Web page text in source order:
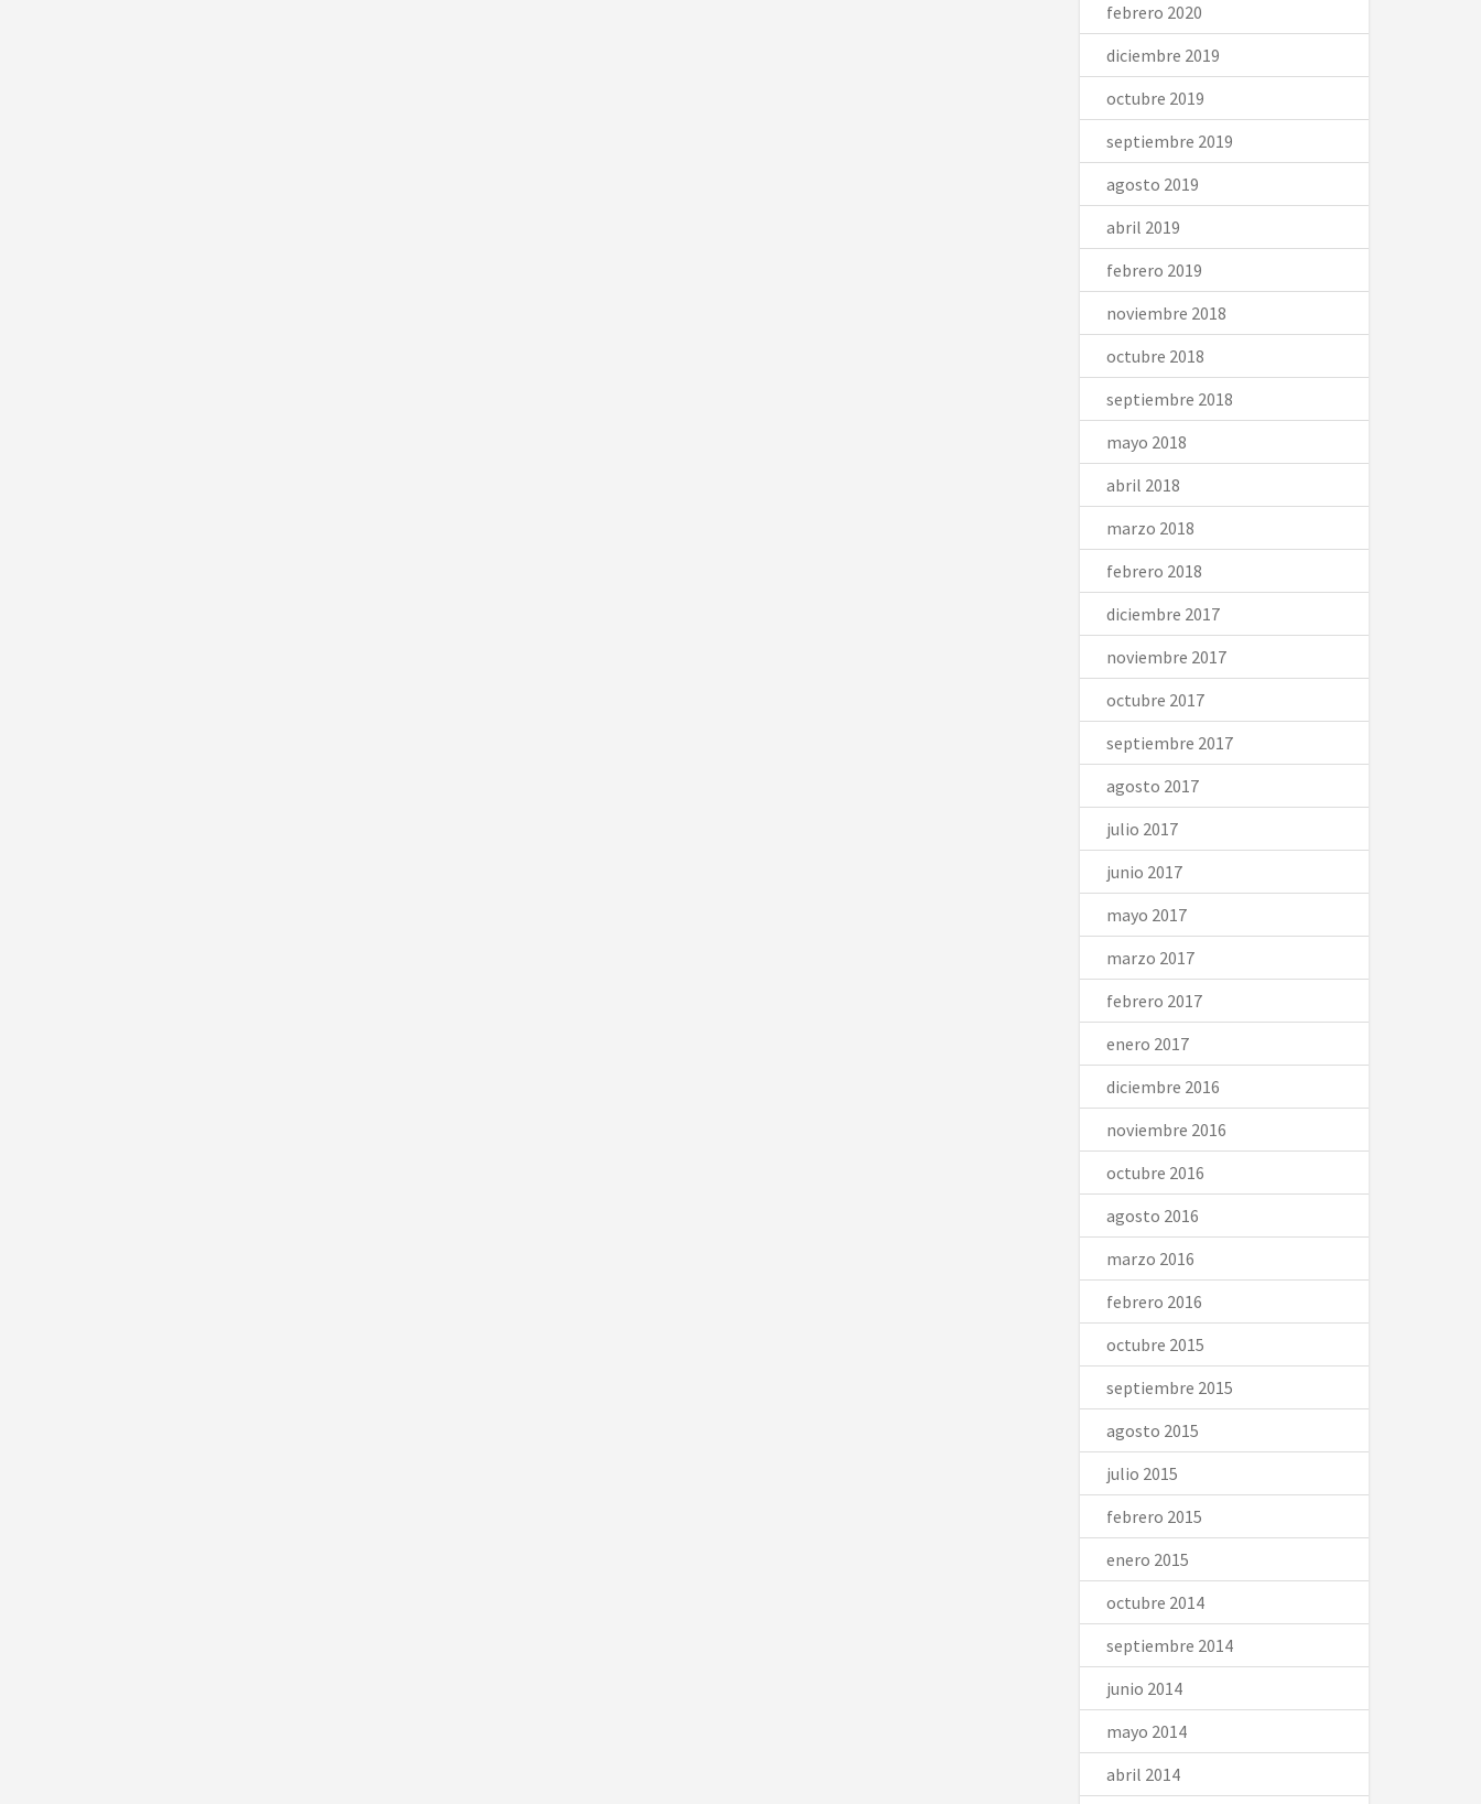
febrero 2020
diciembre 2019
octubre 2019
septiembre 2019
agosto 2019
abril 2019
febrero 2019
noviembre 2018
octubre 2018
septiembre 2018
mayo 2018
abril 2018
marzo 2018
febrero 2018
diciembre 2017
noviembre 2017
octubre 2017
septiembre 2017
agosto 2017
julio 2017
junio 2017
mayo 2017
marzo 2017
febrero 2017
enero 2017
diciembre 2016
noviembre 2016
octubre 2016
agosto 2016
marzo 2016
febrero 2016
octubre 2015
septiembre 2015
agosto 2015
julio 2015
febrero 2015
enero 2015
octubre 2014
septiembre 2014
junio 2014
mayo 2014
abril 2014